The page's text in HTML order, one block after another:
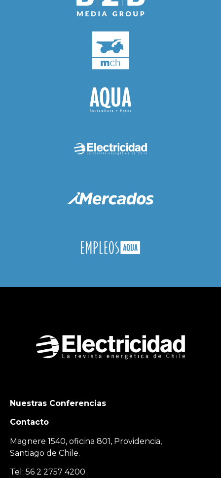
Nuestras Conferencias
Contacto
Magnere 1540, oficina 801, Providencia,
Santiago de Chile.
Tel: 56 2 2757 4200